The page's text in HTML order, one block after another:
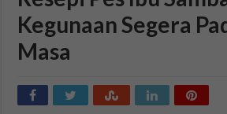
Kegunaan Segera
Masa